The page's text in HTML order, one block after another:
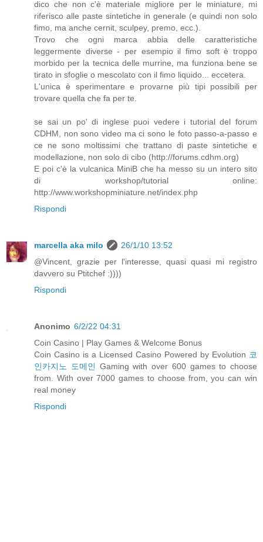
dico che non c'è materiale migliore per le miniature, mi
riferisco alle paste sintetiche in generale (e quindi non solo
fimo, ma anche cernit, sculpey, premo, ecc.).
Trovo che ogni marca abbia delle caratteristiche
leggermente diverse - per esempio il fimo soft è troppo
morbido per la tecnica delle murrine, ma funziona bene se
tirato in sfoglie o mescolato con il fimo liquido... eccetera.
L'unica è sperimentare e provarne più tipi possibili per
trovare quella che fa per te.
se sai un po' di inglese puoi vedere i tutorial del forum
CDHM, non sono video ma ci sono le foto passo-a-passo e
ce ne sono moltissimi che trattano di paste sintetiche e
modellazione, non solo di cibo (http://forums.cdhm.org)
E poi c'è la vulcanica MiniB che ha messo su un intero sito
di workshop/tutorial online:
http://www.workshopminiature.net/index.php
Rispondi
marcella aka milo
26/1/10 13:52
@Vincent, grazie per l'interesse, quasi quasi mi registro
davvero su Ptitchef :))))
Rispondi
Anonimo 6/2/22 04:31
Coin Casino | Play Games & Welcome Bonus
Coin Casino is a Licensed Casino Powered by Evolution 코
인카지노 도메인 Gaming with over 600 games to choose
from. With over 7000 games to choose from, you can win
real money
Rispondi